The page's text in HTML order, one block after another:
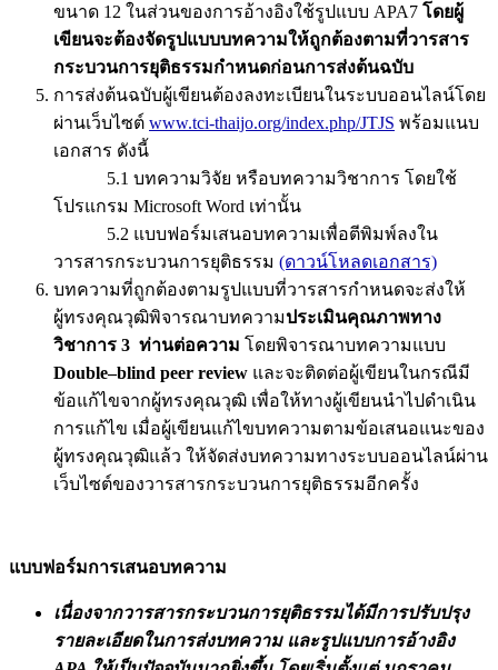
ขนาด 12 ในส่วนของการอ้างอิงใช้รูปแบบ APA7 โดยผู้
เขียนจะต้องจัดรูปแบบบทความให้ถูกต้องตามที่วารสาร
กระบวนการยุติธรรมกำหนดก่อนการส่งต้นฉบับ
การส่งต้นฉบับผู้เขียนต้องลงทะเบียนในระบบออนไลน์โดย
ผ่านเว็บไซต์ www.tci-thaijo.org/index.php/JTJS พร้อมแนบ
เอกสาร ดังนี้
5.1 บทความวิจัย หรือบทความวิชาการ โดยใช้
โปรแกรม Microsoft Word เท่านั้น
5.2 แบบฟอร์มเสนอบทความเพื่อตีพิมพ์ลงใน
วารสารกระบวนการยุติธรรม (ดาวน์โหลดเอกสาร)
บทความที่ถูกต้องตามรูปแบบที่วารสารกำหนดจะส่งให้
ผู้ทรงคุณวุฒิพิจารณาบทความประเมินคุณภาพทาง
วิชาการ 3 ท่านต่อความ โดยพิจารณาบทความแบบ
Double–blind peer review และจะติดต่อผู้เขียนในกรณีมี
ข้อแก้ไขจากผู้ทรงคุณวุฒิ เพื่อให้ทางผู้เขียนนำไปดำเนิน
การแก้ไข เมื่อผู้เขียนแก้ไขบทความตามข้อเสนอแนะของ
ผู้ทรงคุณวุฒิแล้ว ให้จัดส่งบทความทางระบบออนไลน์ผ่าน
เว็บไซต์ของวารสารกระบวนการยุติธรรมอีกครั้ง
แบบฟอร์มการเสนอบทความ
เนื่องจากวารสารกระบวนการยุติธรรมได้มีการปรับปรุง
รายละเอียดในการส่งบทความ และรูปแบบการอ้างอิง